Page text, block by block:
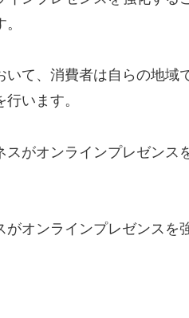
いて、消費者は自らの地域
います。
スがオンラインプレゼン
がオンラインプレゼンス